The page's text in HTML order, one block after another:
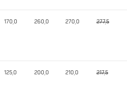
170,0 260,0 270,0 277,5
125,0 200,0 210,0 217,5